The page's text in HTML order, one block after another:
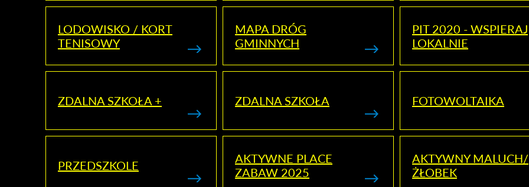
LODOWISKO / KORT
TENISOWY
MAPA DRÓG
GMINNYCH
PIT 2020 - WSPIERAJ
LOKALNIE
ZDALNA SZKOŁA + ZDALNA SZKOŁA FOTOWOLTAIKA
PRZEDSZKOLE
AKTYWNE PLACE
ZABAW 2025
AKTYWNY MALUCH/
ŻŁOBEK